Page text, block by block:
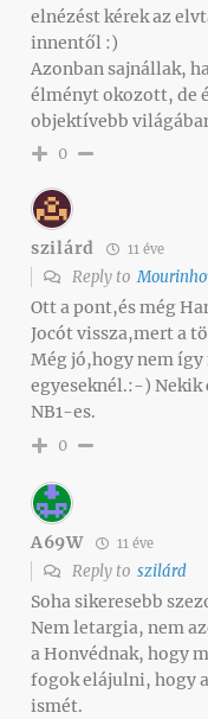
elnézést kérek az
innentől :)
Azonban sajnállak,
élményt okozott, de
objektívebb
0
szilárd 11 éve
Reply to
Ott a pont,és még
Jocót vissza,mert a
Még jó,hogy nem
egyeseknél.:-) Nekik
NB1-es.
0
A69W 11 éve
Reply to szilárd
Soha sikeresebb
Nem letargia, nem
a Honvédnak, hogy
fogok elájulni, hogy
ismét.